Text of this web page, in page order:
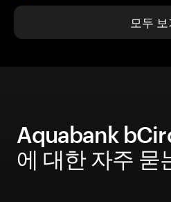
모두 보
Aquabank
에 대한 자주 묻